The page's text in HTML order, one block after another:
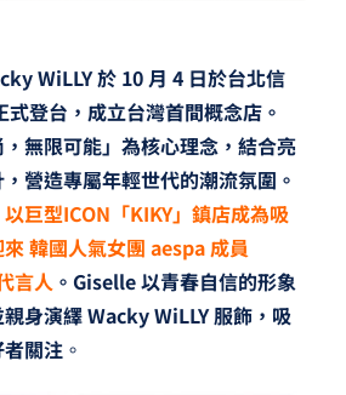
WiLLY 於 10 月 4 日於台北信
登台，成立台灣首間概念店。
無限可能」為核心理念，結合亮
營造專屬年輕世代的潮流氛圍。
巨型ICON「KIKY」鎮店成為吸
韓國人氣女團 aespa 成員
言人。Giselle 以青春自信的形象
身演繹 Wacky WiLLY 服飾，吸
關注。